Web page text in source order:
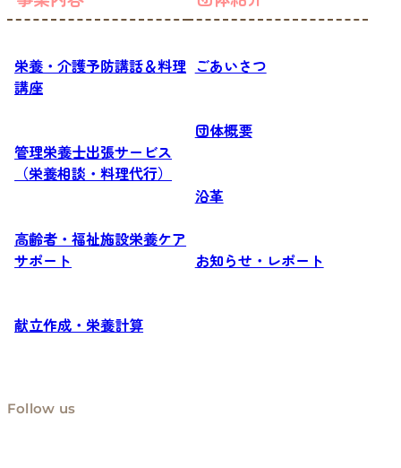
栄養・介護予防講話＆料理
講座
管理栄養士出張サービス
（栄養相談・料理代行）
高齢者・福祉施設栄養ケア
サポート
献立作成・栄養計算
ごあいさつ
団体概要
沿革
お知らせ・レポート
Follow us